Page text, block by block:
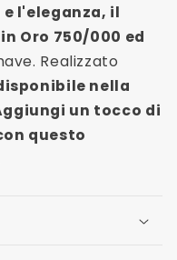
l'eleganza, il
Oro 750/000 ed
Realizzato
nella
un tocco di
questo